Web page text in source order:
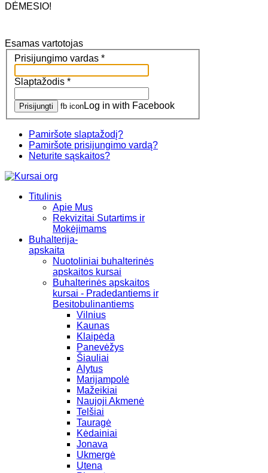
DĖMESIO!
Esamas vartotojas
Prisijungimo vardas *
Slaptažodis *
Prisijungti fb icon Log in with Facebook
Pamiršote slaptažodį?
Pamiršote prisijungimo vardą?
Neturite sąskaitos?
Titulinis
Apie Mus
Rekvizitai Sutartims ir
Mokėjimams
Buhalterija-
apskaita
Nuotoliniai buhalterinės
apskaitos kursai
Buhalterinės apskaitos
kursai - Pradedantiems ir
Besitobulinantiems
Vilnius
Kaunas
Klaipėda
Panevėžys
Šiauliai
Alytus
Marijampolė
Mažeikiai
Naujoji Akmenė
Telšiai
Tauragė
Kėdainiai
Jonava
Ukmergė
Utena